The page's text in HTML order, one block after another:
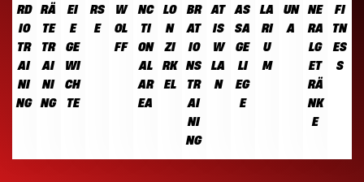
RD
IO
TR
AI
NI
NG
RÄ
TE
TR
AI
NI
NG
EI
E
GE
WI
CH
TE
RS
E
W
OL
FF
NC
TI
ON
AL
AR
EA
LO
N
ZI
RK
EL
BR
AT
IO
NS
TR
AI
NI
NG
AT
IS
W
LA
N
AS
SA
GE
LI
EG
E
LA
RI
U
M
UN
A
NE
RA
LG
ET
RÄ
NK
E
FI
TN
ES
S